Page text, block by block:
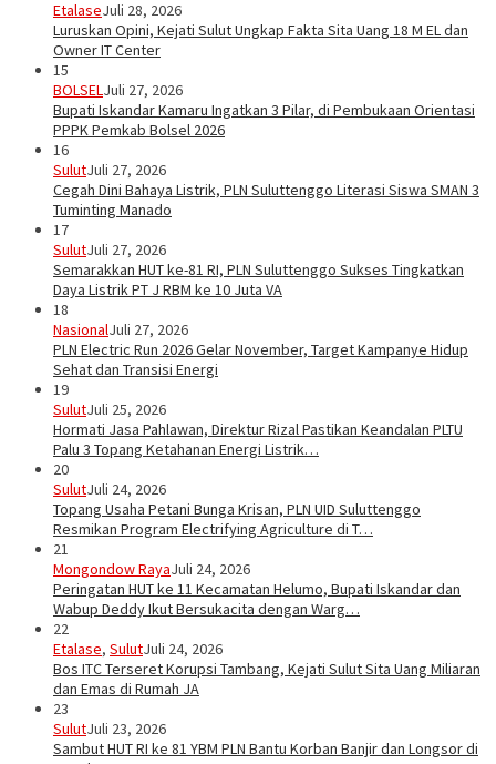
EtalaseJuli 28, 2026
Luruskan Opini, Kejati Sulut Ungkap Fakta Sita Uang 18 M EL dan
Owner IT Center
15
BOLSELJuli 27, 2026
Bupati Iskandar Kamaru Ingatkan 3 Pilar, di Pembukaan Orientasi
PPPK Pemkab Bolsel 2026
16
SulutJuli 27, 2026
Cegah Dini Bahaya Listrik, PLN Suluttenggo Literasi Siswa SMAN 3
Tuminting Manado
17
SulutJuli 27, 2026
Semarakkan HUT ke-81 RI, PLN Suluttenggo Sukses Tingkatkan
Daya Listrik PT J RBM ke 10 Juta VA
18
NasionalJuli 27, 2026
PLN Electric Run 2026 Gelar November, Target Kampanye Hidup
Sehat dan Transisi Energi
19
SulutJuli 25, 2026
Hormati Jasa Pahlawan, Direktur Rizal Pastikan Keandalan PLTU
Palu 3 Topang Ketahanan Energi Listrik…
20
SulutJuli 24, 2026
Topang Usaha Petani Bunga Krisan, PLN UID Suluttenggo
Resmikan Program Electrifying Agriculture di T…
21
Mongondow RayaJuli 24, 2026
Peringatan HUT ke 11 Kecamatan Helumo, Bupati Iskandar dan
Wabup Deddy Ikut Bersukacita dengan Warg…
22
Etalase, SulutJuli 24, 2026
Bos ITC Terseret Korupsi Tambang, Kejati Sulut Sita Uang Miliaran
dan Emas di Rumah JA
23
SulutJuli 23, 2026
Sambut HUT RI ke 81 YBM PLN Bantu Korban Banjir dan Longsor di